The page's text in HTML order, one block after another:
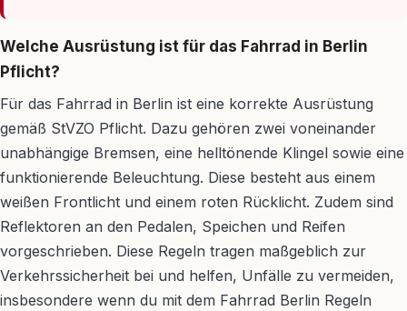
Welche Ausrüstung ist für das Fahrrad in Berlin
Pflicht?
Für das Fahrrad in Berlin ist eine korrekte Ausrüstung
gemäß StVZO Pflicht. Dazu gehören zwei voneinander
unabhängige Bremsen, eine helltönende Klingel sowie eine
funktionierende Beleuchtung. Diese besteht aus einem
weißen Frontlicht und einem roten Rücklicht. Zudem sind
Reflektoren an den Pedalen, Speichen und Reifen
vorgeschrieben. Diese Regeln tragen maßgeblich zur
Verkehrssicherheit bei und helfen, Unfälle zu vermeiden,
insbesondere wenn du mit dem Fahrrad Berlin Regeln